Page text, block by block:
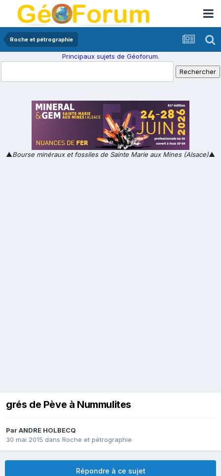
Roche et pétrographie
Principaux sujets de Géoforum.
▲Bourse minéraux et fossiles de Sainte Marie aux Mines (Alsace)▲
grés de Pève à Nummulites
ParANDRE HOLBECQ
30 mai 2015 dans Roche et pétrographie
Répondre à ce sujet